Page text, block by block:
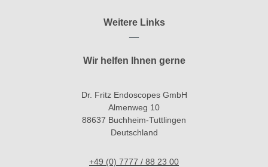
Weitere Links
Wir helfen Ihnen gerne
Dr. Fritz Endoscopes GmbH
Almenweg 10
88637 Buchheim-Tuttlingen
Deutschland
+49 (0) 7777 / 88 23 00